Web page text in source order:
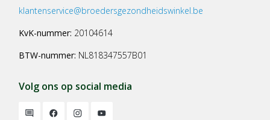
klantenservice@broedersgezondheidswinkel.be
KvK-nummer: 20104614
BTW-nummer: NL818347557B01
Volg ons op social media